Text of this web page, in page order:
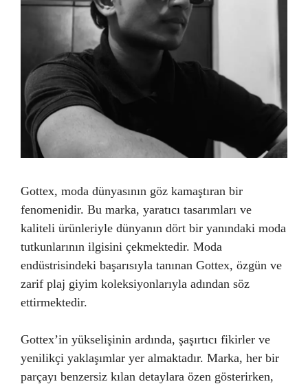
Gottex, moda dünyasının göz kamaştıran bir
fenomenidir. Bu marka, yaratıcı tasarımları ve
kaliteli ürünleriyle dünyanın dört bir yanındaki moda
tutkunlarının ilgisini çekmektedir. Moda
endüstrisindeki başarısıyla tanınan Gottex, özgün ve
zarif plaj giyim koleksiyonlarıyla adından söz
ettirmektedir.
Gottex’in yükselişinin ardında, şaşırtıcı fikirler ve
yenilikçi yaklaşımlar yer almaktadır. Marka, her bir
parçayı benzersiz kılan detaylara özen gösterirken,